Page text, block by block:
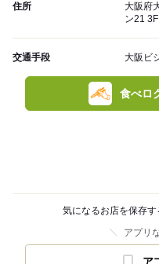
住所
大阪府
ン21 3F
交通手段 大阪ビ
食べロ
気になるお店を保存す
アプリ